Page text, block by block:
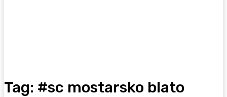
Tag: #sc mostarsko blato